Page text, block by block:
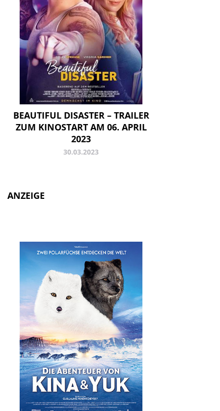
BEAUTIFUL DISASTER – TRAILER
ZUM KINOSTART AM 06. APRIL
2023
30.03.2023
ANZEIGE